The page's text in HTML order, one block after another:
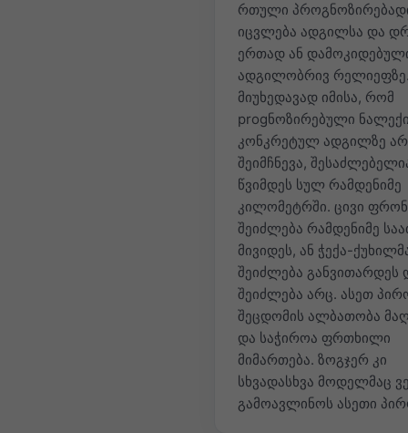
რთული
იცვლება ადგილსა და
ერთად ან
ადგილობრივ
მიუხედავად იმისა, რომ
progნოზირებული
კონკრეტულ ადგილზე არ
შეიმჩნევა,
წვიმდეს სულ რამდენიმე
კილომეტრში. ცივი
შეიძლება რამდენიმე
მივიდეს, ან ჭექა-
შეიძლება განვითარდეს
შეიძლება არც. ასეთ
შეცდომის ალბათობა
და საჭიროა ფრთხილი
მიმართება. ზოგჯერ კი
სხვადასხვა მოდელმაც
გამოავლინოს ასეთი